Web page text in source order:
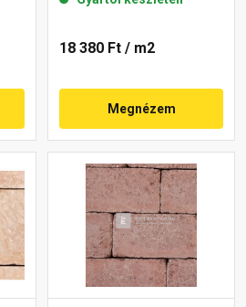
18 380 Ft / m2
Megnézem